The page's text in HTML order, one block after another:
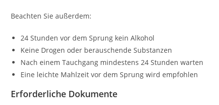
Beachten Sie außerdem:
24 Stunden vor dem Sprung kein Alkohol
Keine Drogen oder berauschende Substanzen
Nach einem Tauchgang mindestens 24 Stunden warten
Eine leichte Mahlzeit vor dem Sprung wird empfohlen
Erforderliche Dokumente